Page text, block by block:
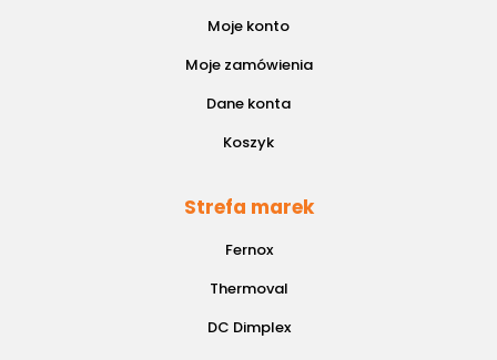
Moje konto
Moje zamówienia
Dane konta
Koszyk
Strefa marek
Fernox
Thermoval
DC Dimplex